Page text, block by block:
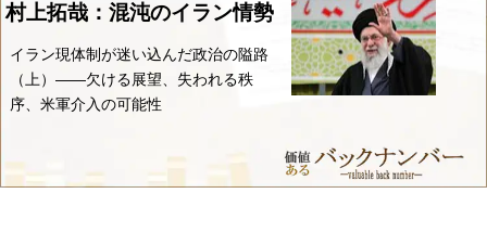
村上拓哉：混沌のイラン情勢
イラン現体制が迷い込んだ政治の隘路
（上）――欠ける展望、失われる秩
序、米軍介入の可能性